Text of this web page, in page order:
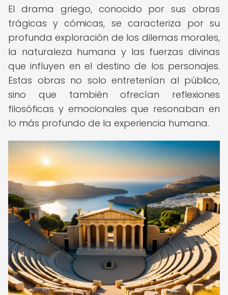
El drama griego, conocido por sus obras
trágicas y cómicas, se caracteriza por su
profunda exploración de los dilemas morales,
la naturaleza humana y las fuerzas divinas
que influyen en el destino de los personajes.
Estas obras no solo entretenían al público,
sino que también ofrecían reflexiones
filosóficas y emocionales que resonaban en
lo más profundo de la experiencia humana.